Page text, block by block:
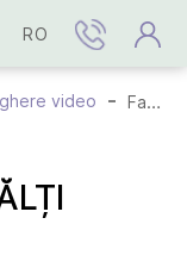
RO
video Fabrica de bere Beermaster din Bălți